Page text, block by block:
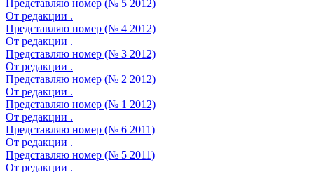
Представляю номер (№ 5 2012)
От редакции .
Представляю номер (№ 4 2012)
От редакции .
Представляю номер (№ 3 2012)
От редакции .
Представляю номер (№ 2 2012)
От редакции .
Представляю номер (№ 1 2012)
От редакции .
Представляю номер (№ 6 2011)
От редакции .
Представляю номер (№ 5 2011)
От редакции .